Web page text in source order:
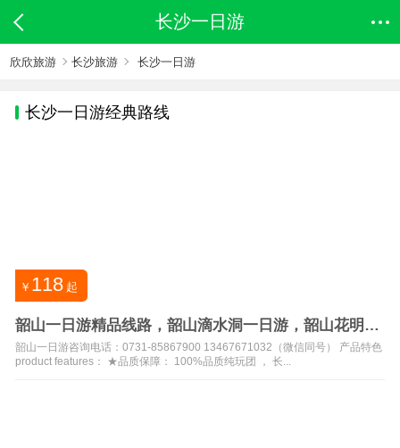
长沙一日游
欣欣旅游 长沙旅游 长沙一日游
长沙一日游经典路线
￥ 118 起
韶山一日游精品线路，韶山滴水洞一日游，韶山花明楼
纯玩一日游
韶山一日游咨询电话：0731-85867900 13467671032（微信同号） 产品特色
product features： ★品质保障： 100%品质纯玩团 ， 长...